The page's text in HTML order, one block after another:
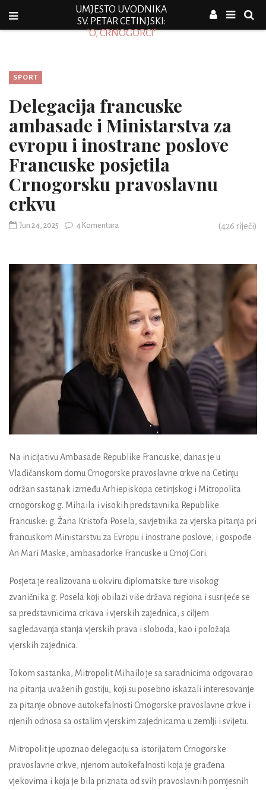
UMJESTO UVODNIKA
SV. PETAR CETINJSKI:
"O, CRNOGORCI"
SPORT
Delegacija francuske
ambasade i Ministarstva za
evropu i inostrane poslove
Francuske posjetila
Crnogorsku pravoslavnu
crkvu
Jun 24, 2025 4 Komentara (426 riječi)
Na inicijativu Ambasade Republike Francuske, danas je u
Vladičanskom domu Crnogorske pravoslavne crkve na Cetinju
održan sastanak između Arhiepiskopa cetinjskog i Mitropolita
crnogorskog g. Mihaila i visokih predstavnika Republike
Francuske: g. Žana Kristofa Posela, savjetnika za vjerska pitanja pri
francuskom Ministarstvu za Evropu i inostrane poslove, i gospođe
An Mari Maske, ambasadorke Francuske u Crnoj Gori.
Posjeta je realizovana u okviru diplomatske ture visokog
zvaničnika g. Posela koji obilazi više država regiona i susrijeće se
sa predstavnicima crkava i vjerskih zajednica, s ciljem
sagledavanja stanja vjerskih prava i sloboda, kao i položaja
vjerskih zajednica.
Tokom sastanka, Mitropolit Mihailo je sa saradnicima odgovarao
na pitanja uvaženih gostiju, koji su posebno iskazali interesovanje
za pitanje obnove autokefalnosti Crnogorske pravoslavne crkve i
njenih odnosa sa ostalim vjerskim zajednicama u zemlji i svijetu.
Mitropolit je upoznao delegaciju sa istorijatom Crnogorske
pravoslavne crkve, njenom autokefalnosti koja je građena
vjekovima i koja je bila priznata od svih pravoslavnih pomjesnih